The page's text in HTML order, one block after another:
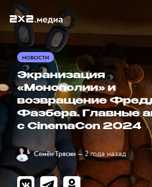
НОВОСТИ
Экранизация
«Монополии» и
возвращение
Фазбера. Главные
с CinemaCon 2024
Семён Трясин — 2 года назад